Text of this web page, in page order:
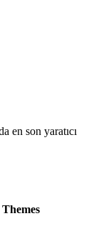
en son yaratıcı